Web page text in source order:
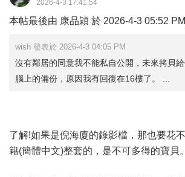
2026-4-3 17:41:54
本帖最後由 康品穎 於 2026-4-3 05:52
wish 發表於 2026-4-3 04:05 PM
沒有鄰居的同意我不能私自公開，未來拷貝
腦上的備份，原因我有回復在16樓了。 ...
了解!如果是倪海廈的錄影檔，那也要花
籍(簡體中文)整套的，是不可多得的寶貝。